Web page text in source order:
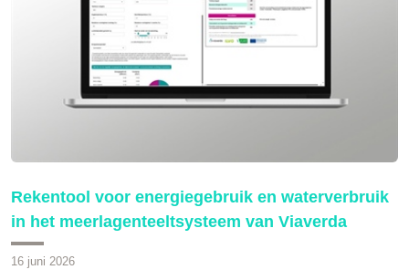
Rekentool voor energiegebruik en waterverbruik
in het meerlagenteeltsysteem van Viaverda
16 juni 2026